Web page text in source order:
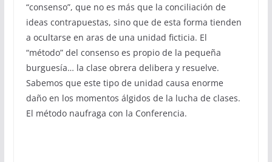
“consenso”, que no es más que la conciliación de
ideas contrapuestas, sino que de esta forma tienden
a ocultarse en aras de una unidad ficticia. El
“método” del consenso es propio de la pequeña
burguesía… la clase obrera delibera y resuelve.
Sabemos que este tipo de unidad causa enorme
daño en los momentos álgidos de la lucha de clases.
El método naufraga con la Conferencia.